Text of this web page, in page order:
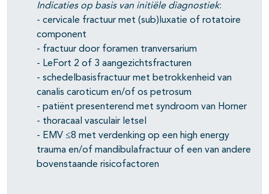
Indicaties op basis van initiële diagnostiek:
- cervicale fractuur met (sub)luxatie of rotatoire
component
- fractuur door foramen tranversarium
- LeFort 2 of 3 aangezichtsfracturen
- schedelbasisfractuur met betrokkenheid van
canalis caroticum en/of os petrosum
- patiënt presenterend met syndroom van Horner
- thoracaal vasculair letsel
- EMV ≤8 met verdenking op een high energy
trauma en/of mandibulafractuur of een van andere
bovenstaande risicofactoren